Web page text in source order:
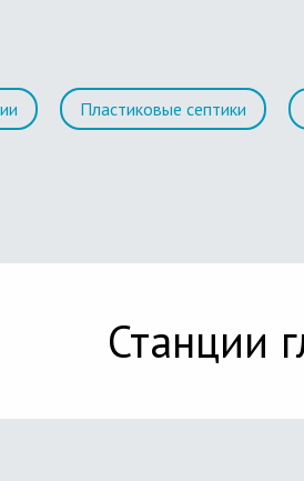
Пластиковые септики
Станции